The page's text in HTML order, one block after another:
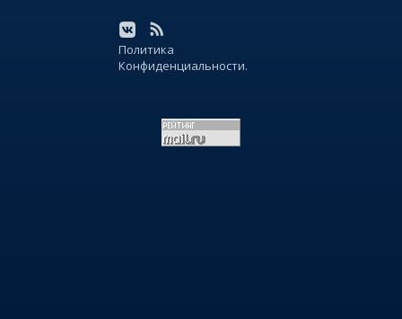
Политика
Конфиденциальности.